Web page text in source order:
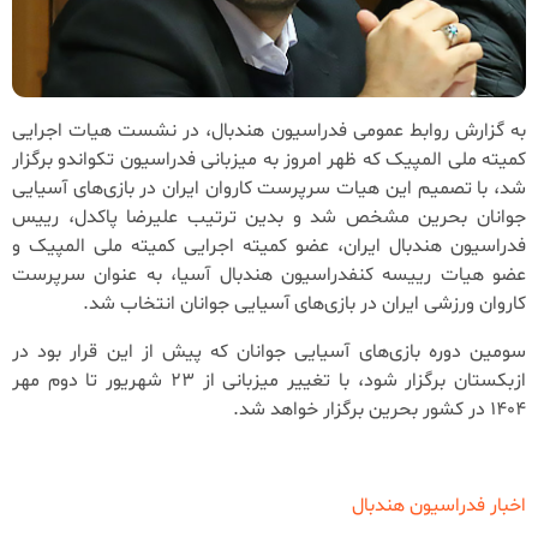
به گزارش روابط عمومی فدراسیون هندبال‌، در نشست هیات اجرایی
کمیته ملی المپیک که ظهر امروز به میزبانی فدراسیون تکواندو برگزار
شد، با تصمیم این هیات سرپرست کاروان ایران در بازی‌های آسیایی
جوانان بحرین مشخص شد و بدین ترتیب علیرضا پاکدل، رییس
فدراسیون هندبال ایران، عضو کمیته اجرایی کمیته ملی المپیک و
عضو هیات رییسه کنفدراسیون هندبال آسیا، به عنوان سرپرست
کاروان ورزشی ایران در بازی‌های آسیایی جوانان انتخاب شد.
سومین دوره بازی‌های آسیایی جوانان که پیش از این قرار بود در
ازبکستان برگزار شود، با تغییر میزبانی از 23 شهریور تا دوم مهر
1404 در کشور بحرین برگزار خواهد شد.
اخبار فدراسیون هندبال